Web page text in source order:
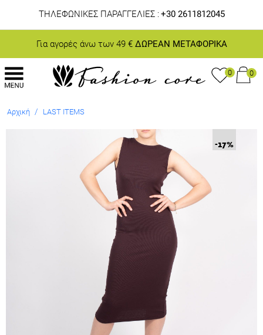
ΤΗΛΕΦΩΝΙΚΕΣ ΠΑΡΑΓΓΕΛΙΕΣ : +30 2611812045
Για αγορές άνω των 49 €ΔΩΡΕΑΝ ΜΕΤΑΦΟΡΙΚΑ
0 0
Αρχική / LAST ITEMS
-17%